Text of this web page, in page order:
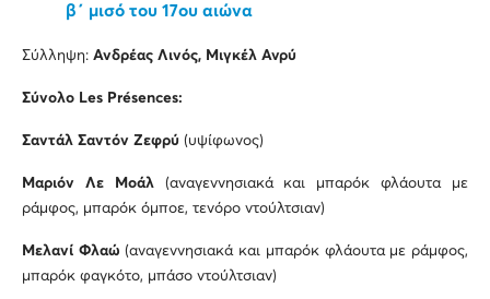
β΄ μισό του 17ου αιώνα
Σύλληψη: Ανδρέας Λινός, Μιγκέλ Ανρύ
Σύνολο Les Présences:
Σαντάλ Σαντόν Ζεφρύ (υψίφωνος)
Μαριόν Λε Μοάλ (αναγεννησιακά και μπαρόκ φλάουτα με
ράμφος, μπαρόκ όμποε, τενόρο ντούλτσιαν)
Μελανί Φλαώ(αναγεννησιακά και μπαρόκ φλάουτα με ράμφος,
μπαρόκ φαγκότο, μπάσο ντούλτσιαν)